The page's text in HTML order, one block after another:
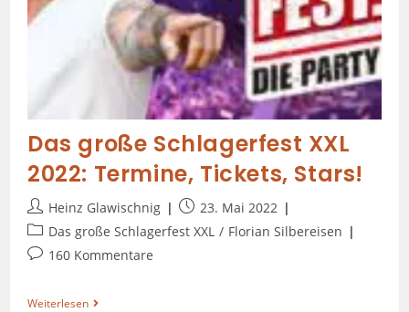
Das große Schlagerfest XXL
2022: Termine, Tickets, Stars!
Heinz Glawischnig
23. Mai 2022
Das große Schlagerfest XXL / Florian Silbereisen
160 Kommentare
Weiterlesen